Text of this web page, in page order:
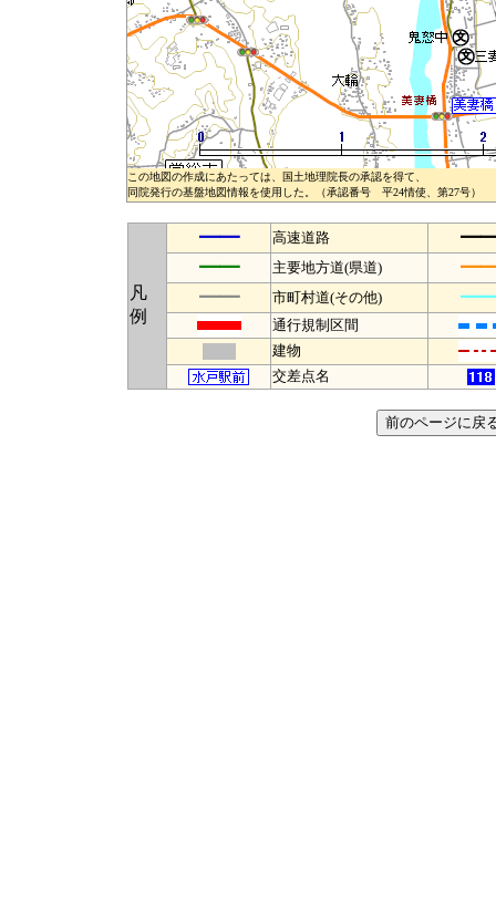
この地図の作成にあたっては、国土地理院長の承認を得て、
同院発行の基盤地図情報を使用した。（承認番号 平24情使、第27号）
凡
例
━━ 高速道路
━━
主要地方道(県道)
━━
市町村道(その他)
通行規制区間
建物
交差点名